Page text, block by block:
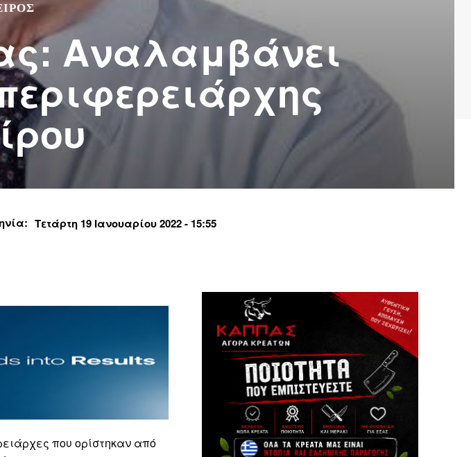
Αναλαμβάνει
Τετάρτη 19 Ιανουαρίου 2022 - 15:55
που ορίστηκαν από